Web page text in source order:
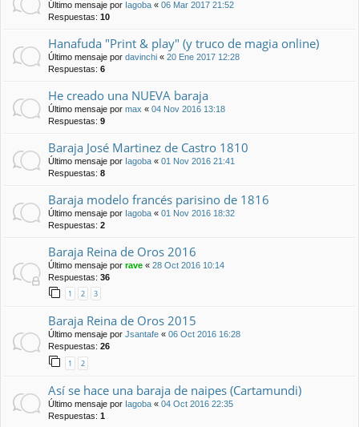
Último mensaje por Iagoba « 06 Mar 2017 21:52
Respuestas: 10
Hanafuda "Print & play" (y truco de magia online)
Último mensaje por davinchi « 20 Ene 2017 12:28
Respuestas: 6
He creado una NUEVA baraja
Último mensaje por max « 04 Nov 2016 13:18
Respuestas: 9
Baraja José Martinez de Castro 1810
Último mensaje por Iagoba « 01 Nov 2016 21:41
Respuestas: 8
Baraja modelo francés parisino de 1816
Último mensaje por Iagoba « 01 Nov 2016 18:32
Respuestas: 2
Baraja Reina de Oros 2016
Último mensaje por rave « 28 Oct 2016 10:14
Respuestas: 36
1 2 3
Baraja Reina de Oros 2015
Último mensaje por Jsantafe « 06 Oct 2016 16:28
Respuestas: 26
1 2
Así se hace una baraja de naipes (Cartamundi)
Último mensaje por Iagoba « 04 Oct 2016 22:35
Respuestas: 1